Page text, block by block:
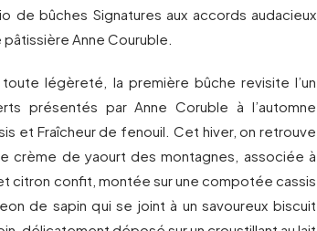
de bûches Signatures aux accords audacieux
Anne Couruble.
légèreté, la première bûche revisite l’un
présentés par Anne Coruble à l’automne
et Fraîcheur de fenouil. Cet hiver, on retrouve
crème de yaourt des montagnes, associée à
citron confit, montée sur une compotée cassis
de sapin qui se joint à un savoureux biscuit